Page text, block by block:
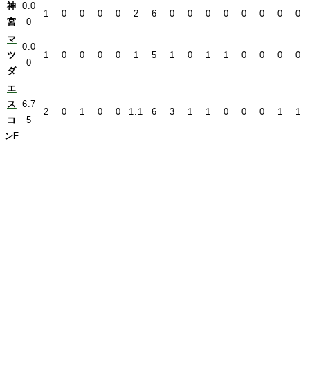
神
宮
0.0
0
1 0 0 0 0 2 6 0 0 0 0 0 0 0 0
マ
ツ
ダ
0.0
0
1 0 0 0 0 1 5 1 0 1 1 0 0 0 0
エ
ス
コ
ンF
6.7
5
2 0 1 0 0 1.1 6 3 1 1 0 0 0 1 1